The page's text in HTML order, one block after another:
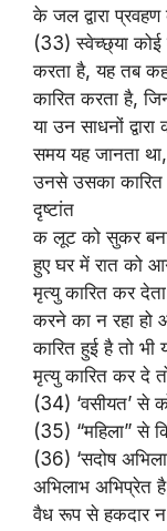
के जल द्वारा
(33) स्वेच्छ्या कोई
करता है, यह तब
कारित करता है,
या उन साधनों
समय यह जानता
उनसे उसका कारित
दृष्टांत
क लूट को सुकर
हुए घर में रात को
मृत्यु कारित कर
करने का न रहा हो
कारित हुई है तो भी
मृत्यु कारित कर दे
(34) ‘वसीयत’ से
(35) “महिला” से
(36) ‘सदोष
अभिलाभ अभिप्रेत
वैध रूप से हकदार न